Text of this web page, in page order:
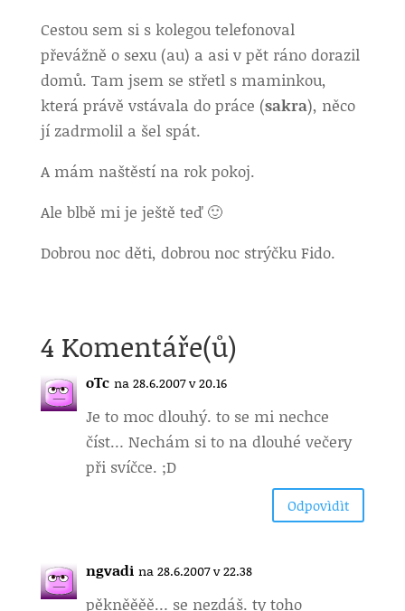
Cestou sem si s kolegou telefonoval
převážně o sexu (au) a asi v pět ráno dorazil
domů. Tam jsem se střetl s maminkou,
která právě vstávala do práce (sakra), něco
jí zadrmolil a šel spát.
A mám naštěstí na rok pokoj.
Ale blbě mi je ještě teď 🙂
Dobrou noc děti, dobrou noc strýčku Fido.
4 Komentáře(ů)
oTc na 28.6.2007 v 20.16
Je to moc dlouhý. to se mi nechce
číst… Nechám si to na dlouhé večery
při svíčce. ;D
Odpovìdìt
ngvadi na 28.6.2007 v 22.38
pěkněěěě… se nezdáš. ty toho